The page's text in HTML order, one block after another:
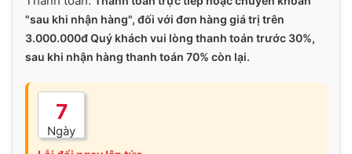
"sau khi nhận hàng", đối với đơn hàng giá trị trên
3.000.000đ Quý khách vui lòng thanh toán trước 30%,
sau khi nhận hàng thanh toán 70% còn lại.
7
Ngày